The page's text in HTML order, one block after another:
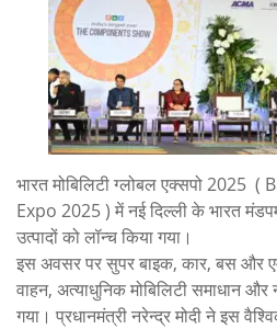
भारत मोबिलिटी ग्लोबल एक्सपो
Expo 2025 ) में नई दिल्ली के भारत
उत्पादों को लॉन्च किया गया।
इस अवसर पर सुपर बाइक, कार, बस और
वाहन, अत्याधुनिक मोबिलिटी समाधान
गया। प्रधानमंत्री नरेन्‍द्र मोदी ने इस